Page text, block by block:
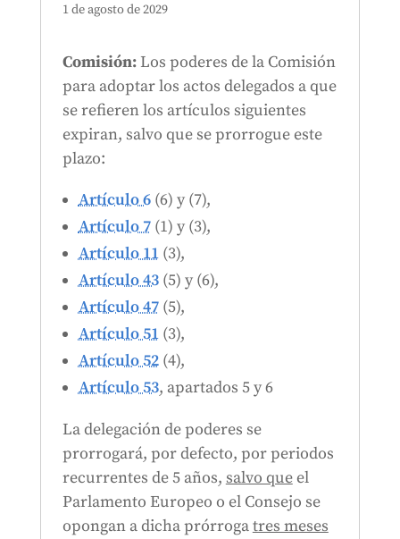
1 de agosto de 2029
Comisión:Los poderes de la Comisión
para adoptar los actos delegados a que
se refieren los artículos siguientes
expiran, salvo que se prorrogue este
plazo:
Artículo 6(6) y (7),
Artículo 7(1) y (3),
Artículo 11(3),
Artículo 43(5) y (6),
Artículo 47(5),
Artículo 51(3),
Artículo 52(4),
Artículo 53, apartados 5 y 6
La delegación de poderes se
prorrogará, por defecto, por periodos
recurrentes de 5 años, salvo queel
Parlamento Europeo o el Consejo se
opongan a dicha prórrogatres meses